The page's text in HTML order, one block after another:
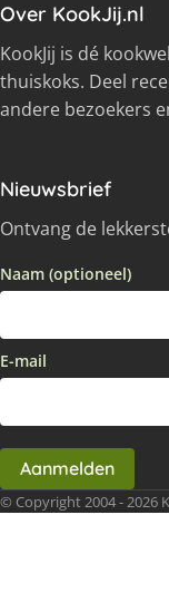
Over KookJij.nl
KookJij is dé
thuiskoks. Deel
andere bezoekers
Nieuwsbrief
Ontvang de
Naam (optioneel)
E-mail
Aanmelden
© Copyright 2004 - 2026